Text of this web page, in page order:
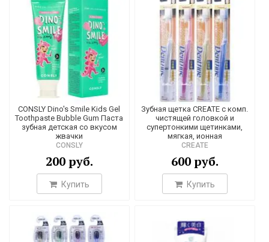
CONSLY Dino's Smile Kids Gel
Toothpaste Bubble Gum Паста
зубная детская со вкусом
жвачки
CONSLY
200 руб.
Купить
Зубная щетка CREATE с комп.
чистящей головкой и
супертонкими щетинками,
мягкая, ионная
CREATE
600 руб.
Купить